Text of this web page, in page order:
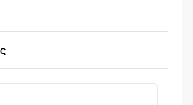
(CRI), αποδίδει φυσικό
ψυχρό, ουδέτερο ή θερμό